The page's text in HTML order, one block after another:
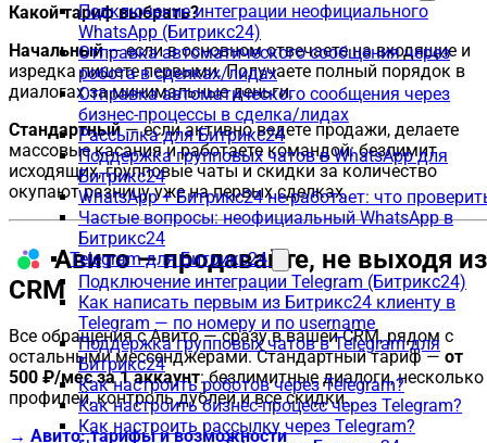
Подключение интеграции неофициального
WhatsApp (Битрикс24)
Отправка автоматического сообщения через
робота в сделках/лидах
Отправка автоматического сообщения через
бизнес-процессы в сделка/лидах
Рассылка для Битрикс24
Поддержка групповых чатов в WhatsApp для
Битрикс24
WhatsApp + Битрикс24 не работает: что
Частые вопросы: неофициальный WhatsApp в
Битрикс24
Telegram для Битрикс24
Подключение интеграции Telegram (Битрикс24)
Как написать первым из Битрикс24 клиенту в
Telegram — по номеру и по username
Поддержка групповых чатов в Telegram для
Битрикс24
Как настроить роботов через Telegram?
Как настроить бизнес-процесс через Telegram?
Как настроить рассылку через Telegram?
Какой тариф выбрать?
Начальный— если в основном отвечаете на входящие и
изредка пишете первыми. Получаете полный порядок в
диалогах за минимальные деньги.
Стандартный— если активно ведете продажи, делаете
массовые касания и работаете командой: безлимит
исходящих, групповые чаты и скидки за количество
окупают разницу уже на первых сделках.
Авито — продавайте, не выходя из
CRM
Все обращения с Авито — сразу в вашей CRM, рядом с
остальными мессенджерами. Стандартный тариф — от
500 ₽/мес за 1 аккаунт: безлимитные диалоги, несколько
профилей, контроль дублей и все скидки.
→ Авито: тарифы и возможности